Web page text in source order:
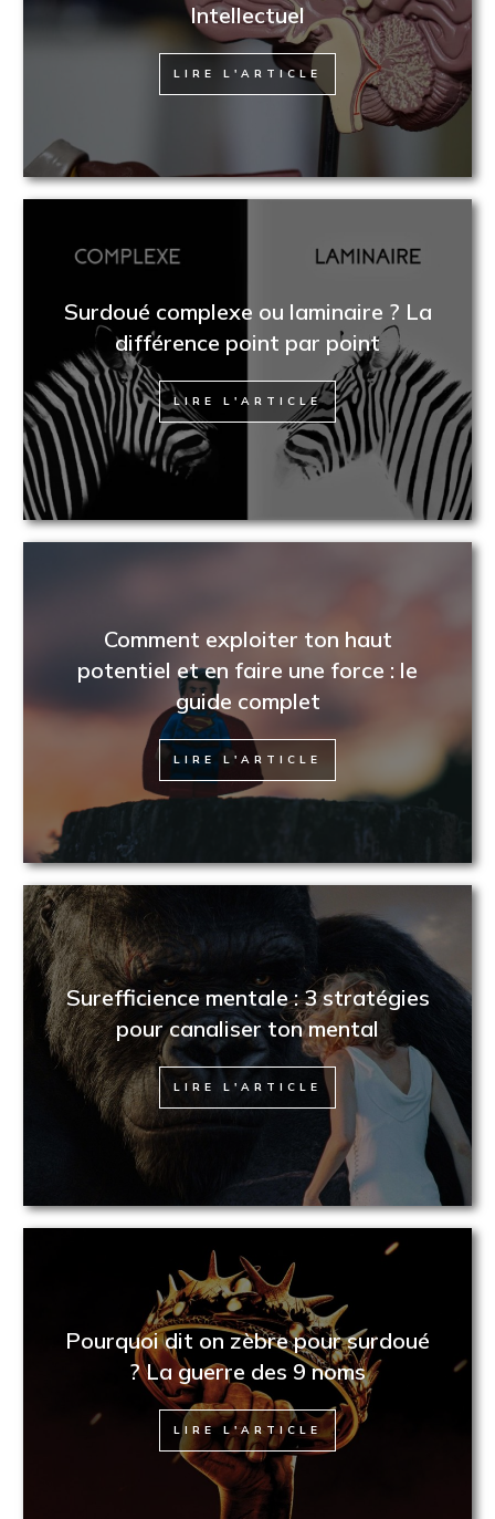
Intellectuel
LIRE L'ARTICLE
Surdoué complexe ou laminaire ? La
différence point par point
LIRE L'ARTICLE
Comment exploiter ton haut
potentiel et en faire une force : le
guide complet
LIRE L'ARTICLE
Surefficience mentale : 3 stratégies
pour canaliser ton mental
LIRE L'ARTICLE
Pourquoi dit on zèbre pour surdoué
? La guerre des 9 noms
LIRE L'ARTICLE